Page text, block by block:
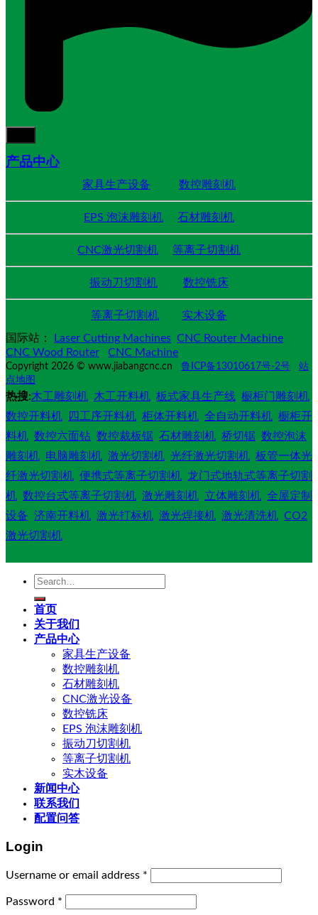
产品中心
家具生产设备 数控雕刻机
EPS 泡沫雕刻机 石材雕刻机
CNC激光切割机 等离子切割机
振动刀切割机 数控铣床
等离子切割机
实木设备
国际站： Laser Cutting Machines CNC Router Machine
CNC Wood Router
CNC Machine
Copyright 2026 © www.jiabangcnc.cn 鲁ICP备13010617号-2号
站
点地图
热搜:木工雕刻机 木工开料机 板式家具生产线 橱柜门雕刻机
数控开料机
四工序开料机 柜体开料机 全自动开料机 橱柜开
料机 数控六面钻 数控裁板锯 石材雕刻机 桥切锯 数控泡沫
雕刻机 电脑雕刻机 激光切割机 光纤激光切割机 板管一体光
纤激光切割机 便携式等离子切割机 龙门式地轨式等离子切割
机 数控台式等离子切割机 激光雕刻机 立体雕刻机 全屋定制
设备 济南开料机 激光打标机 激光焊接机 激光清洗机 CO2
激光切割机
Search
for:
首页
关于我们
产品中心
家具生产设备
数控雕刻机
石材雕刻机
CNC激光设备
数控铣床
EPS 泡沫雕刻机
振动刀切割机
等离子切割机
实木设备
新闻中心
联系我们
配置问答
Login
Username or email address *
Password *